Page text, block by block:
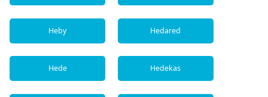
Heby Hedared
Hede Hedekas